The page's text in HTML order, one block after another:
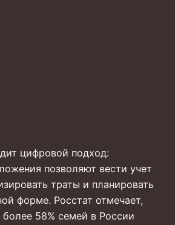
цифровой подход:
позволяют вести учет
траты и планировать
форме. Росстат отмечает,
более 58% семей в России